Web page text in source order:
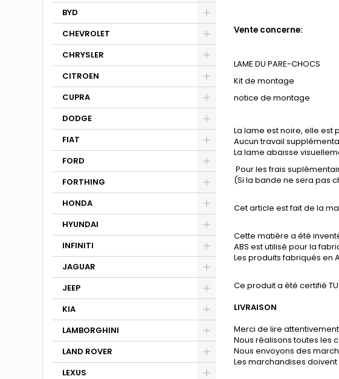
BYD
CHEVROLET
CHRYSLER
CITROEN
CUPRA
DODGE
FIAT
FORD
FORTHING
HONDA
HYUNDAI
INFINITI
JAGUAR
JEEP
KIA
LAMBORGHINI
LAND ROVER
LEXUS
Vente concerne:
LAME DU PARE-CHOCS
Kit de montage
notice de montage
La lame est noire, elle est
Aucun travail
La lame abaisse
Pour les frais
(Si la bande ne sera pas
Cet article est fait de la
Cette matière a été
ABS est utilisé pour la
Les produits fabriqués en
Ce produit a été certifié
LIVRAISON
Merci de lire
Nous réalisons toutes les
Nous envoyons des
Les marchandises